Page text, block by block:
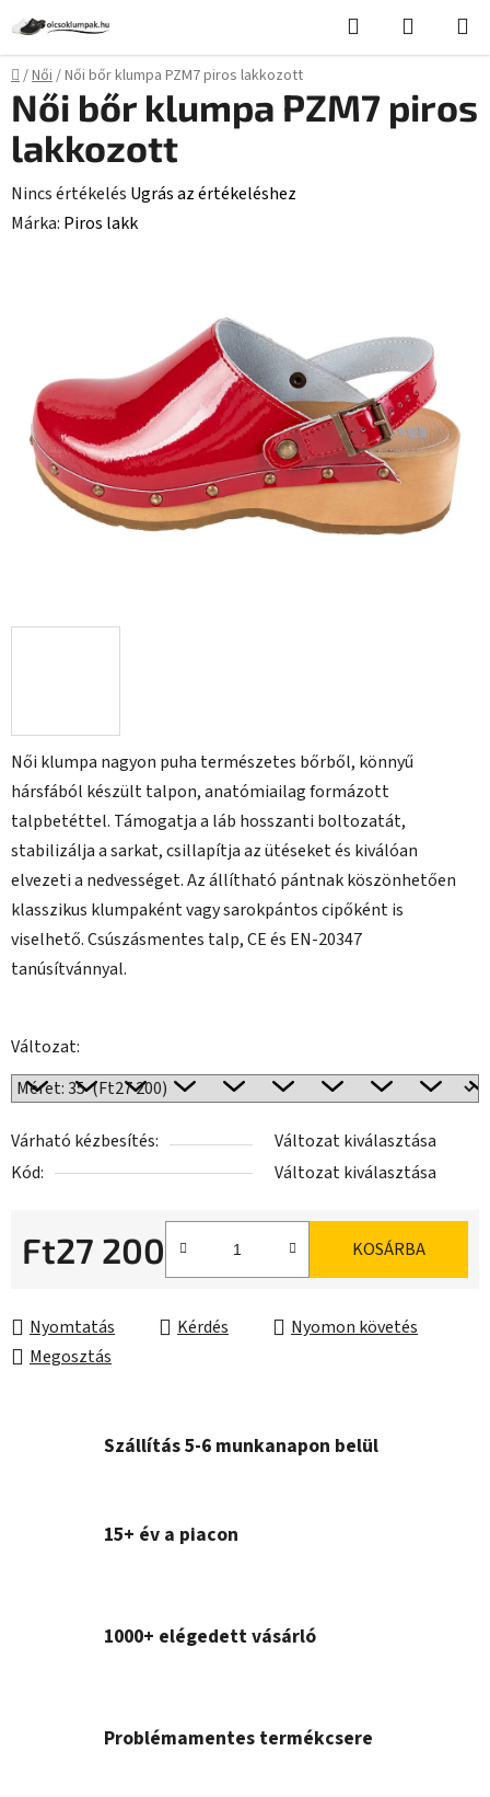
fő
tartalomhoz
Keresés KOSÁR
Kezdőlap
/Női/Női bőr klumpa PZM7 piros lakkozott
Női klumpa nagyon puha természetes bőrből, könnyű
hársfából készült talpon, anatómiailag formázott
talpbetéttel. Támogatja a láb hosszanti boltozatát,
stabilizálja a sarkat, csillapítja az ütéseket és kiválóan
elvezeti a nedvességet. Az állítható pántnak köszönhetően
klasszikus klumpaként vagy sarokpántos cipőként is
viselhető. Csúszásmentes talp, CE és EN-20347
tanúsítvánnyal.
Változat:
Várható kézbesítés:
Változat kiválasztása
Kód:
Változat kiválasztása
Ft27 200 KOSÁRBA
Nyomtatás Kérdés
Nyomon követés
Megosztás
Női bőr klumpa PZM7 piros
lakkozott
A
termék
csillag.
Nincs értékelés Ugrás az értékeléshez
Márka: Piros lakk
Szállítás 5-6 munkanapon belül
15+ év a piacon
1000+ elégedett vásárló
Problémamentes termékcsere